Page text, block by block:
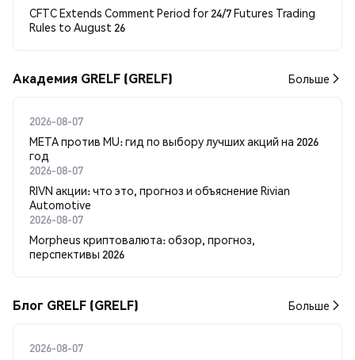
CFTC Extends Comment Period for 24/7 Futures Trading
Rules to August 26
Академия GRELF (GRELF) Больше
2026-08-07
META против MU: гид по выбору лучших акций на 2026
год
2026-08-07
RIVN акции: что это, прогноз и объяснение Rivian
Automotive
2026-08-07
Morpheus криптовалюта: обзор, прогноз,
перспективы 2026
Блог GRELF (GRELF) Больше
2026-08-07